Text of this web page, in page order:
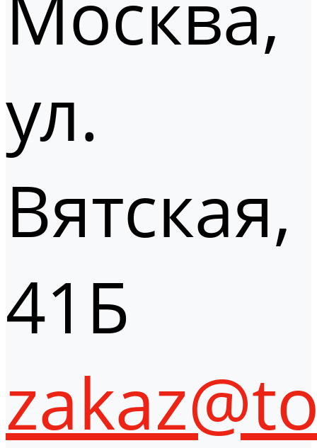
ул.
Вятская,
41Б